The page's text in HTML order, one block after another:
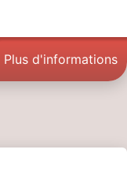
Plus d'informations